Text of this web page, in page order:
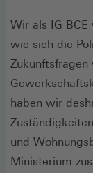
Wir als IG BCE
wie sich die
haben wir
und
Ministerium